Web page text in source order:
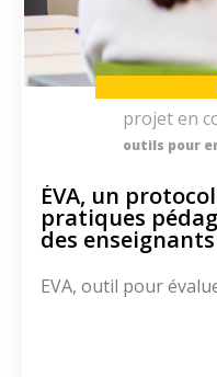
projet en
outils pour
ÉVA, un
pratiques
des enseignants
EVA, outil pour